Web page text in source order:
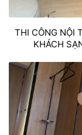
THI CÔNG NỘI
KHÁCH